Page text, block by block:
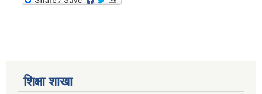
शिक्षा शाखा